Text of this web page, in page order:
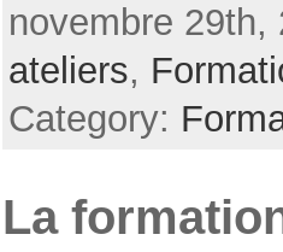
novembre
ateliers,
Category:
La